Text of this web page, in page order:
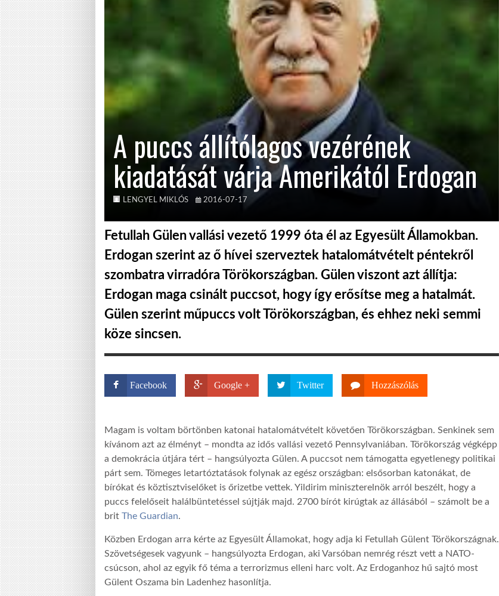
A puccs állítólagos vezérének
kiadatását várja Amerikától Erdogan
LENGYEL MIKLÓS 2016-07-17
Fetullah Gülen vallási vezető 1999 óta él az Egyesült Államokban.
Erdogan szerint az ő hívei szerveztek hatalomátvételt péntekről
szombatra virradóra Törökországban. Gülen viszont azt állítja:
Erdogan maga csinált puccsot, hogy így erősítse meg a hatalmát.
Gülen szerint műpuccs volt Törökországban, és ehhez neki semmi
köze sincsen.
Facebook Google + Twitter Hozzászólás
Magam is voltam börtönben katonai hatalomátvételt követően Törökországban. Senkinek sem
kívánom azt az élményt – mondta az idős vallási vezető Pennsylvaniában. Törökország végképp
a demokrácia útjára tért – hangsúlyozta Gülen. A puccsot nem támogatta egyetlenegy politikai
párt sem. Tömeges letartóztatások folynak az egész országban: elsősorban katonákat, de
bírókat és köztisztviselőket is őrizetbe vettek. Yildirim miniszterelnök arról beszélt, hogy a
puccs felelőseit halálbüntetéssel sújtják majd. 2700 bírót kirúgtak az állásából – számolt be a
brit The Guardian.
Közben Erdogan arra kérte az Egyesült Államokat, hogy adja ki Fetullah Gülent Törökországnak.
Szövetségesek vagyunk – hangsúlyozta Erdogan, aki Varsóban nemrég részt vett a NATO-
csúcson, ahol az egyik fő téma a terrorizmus elleni harc volt. Az Erdoganhoz hű sajtó most
Gülent Oszama bin Ladenhez hasonlítja.